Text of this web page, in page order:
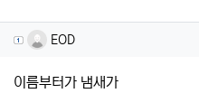
EOD님의 댓글
EOD
이름부터가 냄새가